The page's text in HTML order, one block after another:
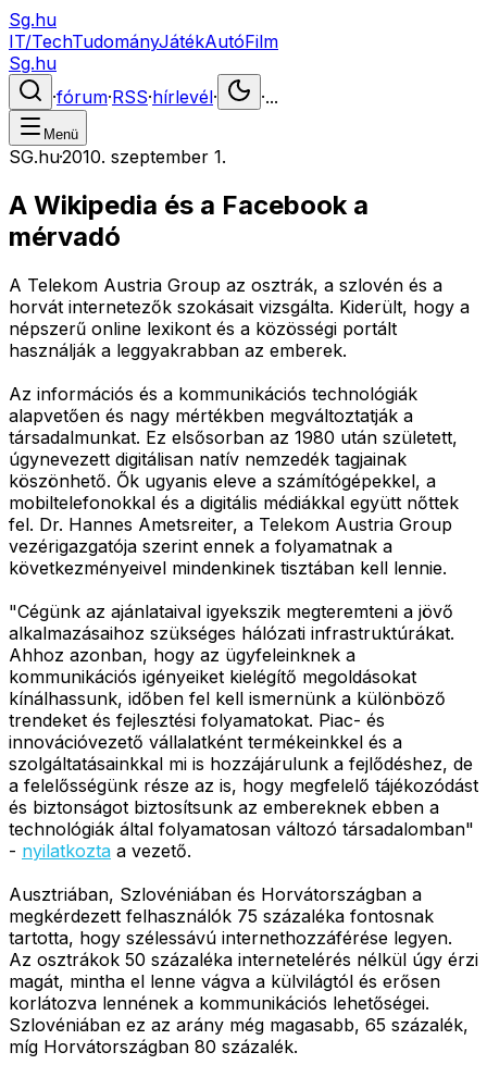
Sg.hu
IT/TechTudományJátékAutóFilm
Sg.hu
·fórum·RSS·hírlevél· ·...
Menü
SG.hu·2010. szeptember 1.
A Wikipedia és a Facebook a
mérvadó
A Telekom Austria Group az osztrák, a szlovén és a
horvát internetezők szokásait vizsgálta. Kiderült, hogy a
népszerű online lexikont és a közösségi portált
használják a leggyakrabban az emberek.
Az információs és a kommunikációs technológiák
alapvetően és nagy mértékben megváltoztatják a
társadalmunkat. Ez elsősorban az 1980 után született,
úgynevezett digitálisan natív nemzedék tagjainak
köszönhető. Ők ugyanis eleve a számítógépekkel, a
mobiltelefonokkal és a digitális médiákkal együtt nőttek
fel. Dr. Hannes Ametsreiter, a Telekom Austria Group
vezérigazgatója szerint ennek a folyamatnak a
következményeivel mindenkinek tisztában kell lennie.
"Cégünk az ajánlataival igyekszik megteremteni a jövő
alkalmazásaihoz szükséges hálózati infrastruktúrákat.
Ahhoz azonban, hogy az ügyfeleinknek a
kommunikációs igényeiket kielégítő megoldásokat
kínálhassunk, időben fel kell ismernünk a különböző
trendeket és fejlesztési folyamatokat. Piac- és
innovációvezető vállalatként termékeinkkel és a
szolgáltatásainkkal mi is hozzájárulunk a fejlődéshez, de
a felelősségünk része az is, hogy megfelelő tájékozódást
és biztonságot biztosítsunk az embereknek ebben a
technológiák által folyamatosan változó társadalomban"
- nyilatkozta a vezető.
Ausztriában, Szlovéniában és Horvátországban a
megkérdezett felhasználók 75 százaléka fontosnak
tartotta, hogy szélessávú internethozzáférése legyen.
Az osztrákok 50 százaléka internetelérés nélkül úgy érzi
magát, mintha el lenne vágva a külvilágtól és erősen
korlátozva lennének a kommunikációs lehetőségei.
Szlovéniában ez az arány még magasabb, 65 százalék,
míg Horvátországban 80 százalék.